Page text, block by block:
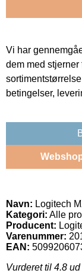
Vi har
dem med stjerner
betingelser,
Navn: Logitech
Kategori: Alle
Producent:
Varenummer:
EAN:
Vurderet til 4.8 ud